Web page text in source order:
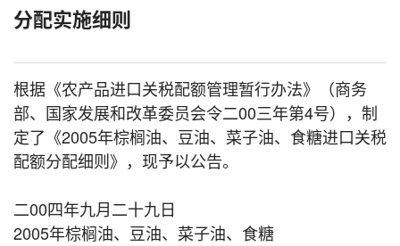
分配实施细则
根据《农产品进口关税配额管理暂行办法》（商务
部、国家发展和改革委员会令二00三年第4号），制
定了《2005年棕榈油、豆油、菜子油、食糖进口关税
配额分配细则》，现予以公告。
二00四年九月二十九日
2005年棕榈油、豆油、菜子油、食糖